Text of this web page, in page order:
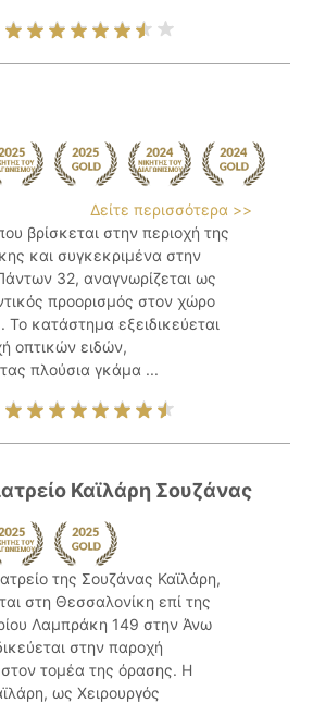
Δείτε περισσότερα >>
βρίσκεται στην περιοχή της
και συγκεκριμένα στην
32, αναγνωρίζεται ως
προορισμός στον χώρο
Το κατάστημα εξειδικεύεται
οπτικών ειδών,
πλούσια γκάμα ...
Καϊλάρη Σουζάνας
της Σουζάνας Καϊλάρη,
στη Θεσσαλονίκη επί της
Λαμπράκη 149 στην Άνω
στην παροχή
τομέα της όρασης. Η
ως Χειρουργός